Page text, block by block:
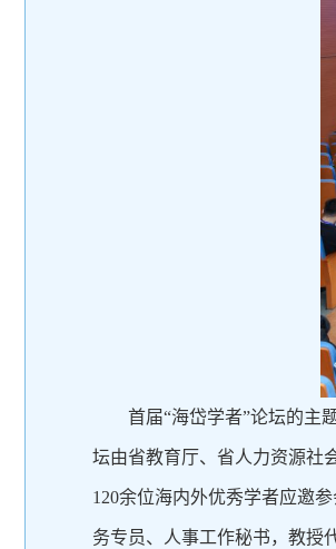
首届“海岱学者”论坛的主
坛由省教育厅、省人力资源社
120余位海内外优秀学者应邀
务专员、人事工作秘书，教授